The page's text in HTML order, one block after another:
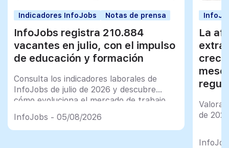
Indicadores InfoJobs Notas de prensa
InfoJobs registra 210.884
vacantes en julio, con el impulso
de educación y formación
Consulta los indicadores laborales de
InfoJobs de julio de 2026 y descubre
cómo evoluciona el mercado de trabajo
InfoJobs - 05/08/2026
La
de